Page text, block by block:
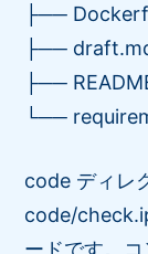
├──
├──
├──
└──
code ディレ
code/
ードです。